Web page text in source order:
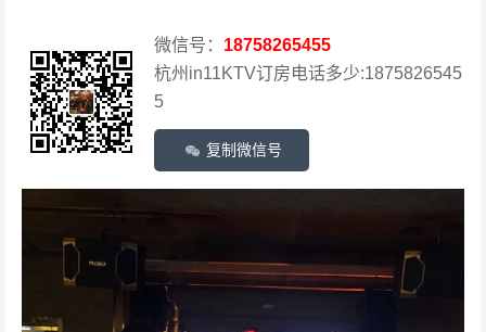
微信号： 18758265455
杭州in11KTV订房电话多少:1875826545
5
复制微信号